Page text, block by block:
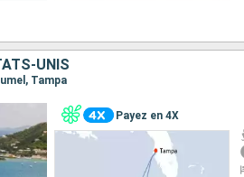
UNIS
Tampa
Payez en 4X